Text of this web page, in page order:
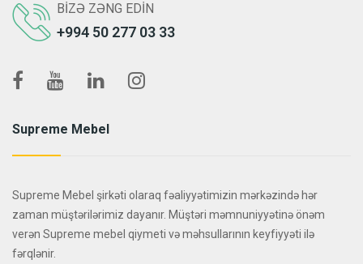
BIZƏ ZƏNG EDIN
+994 50 277 03 33
Supreme Mebel
Supreme Mebel şirkəti olaraq fəaliyyətimizin mərkəzində hər
zaman müştərilərimiz dayanır. Müştəri məmnuniyyətinə önəm
verən Supreme mebel qiymeti və məhsullarının keyfiyyəti ilə
fərqlənir.